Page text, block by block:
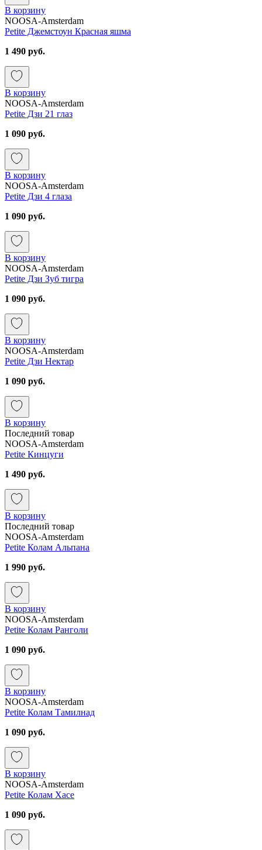
В корзину
NOOSA-Amsterdam
Petite Джемстоун Красная яшма
1 490 руб.
В корзину
NOOSA-Amsterdam
Petite Дзи 21 глаз
1 090 руб.
В корзину
NOOSA-Amsterdam
Petite Дзи 4 глаза
1 090 руб.
В корзину
NOOSA-Amsterdam
Petite Дзи Зуб тигра
1 090 руб.
В корзину
NOOSA-Amsterdam
Petite Дзи Нектар
1 090 руб.
В корзину
Последний товар
NOOSA-Amsterdam
Petite Кинцуги
1 490 руб.
В корзину
Последний товар
NOOSA-Amsterdam
Petite Колам Альпана
1 990 руб.
В корзину
NOOSA-Amsterdam
Petite Колам Ранголи
1 090 руб.
В корзину
NOOSA-Amsterdam
Petite Колам Тамилнад
1 090 руб.
В корзину
NOOSA-Amsterdam
Petite Колам Хасе
1 090 руб.